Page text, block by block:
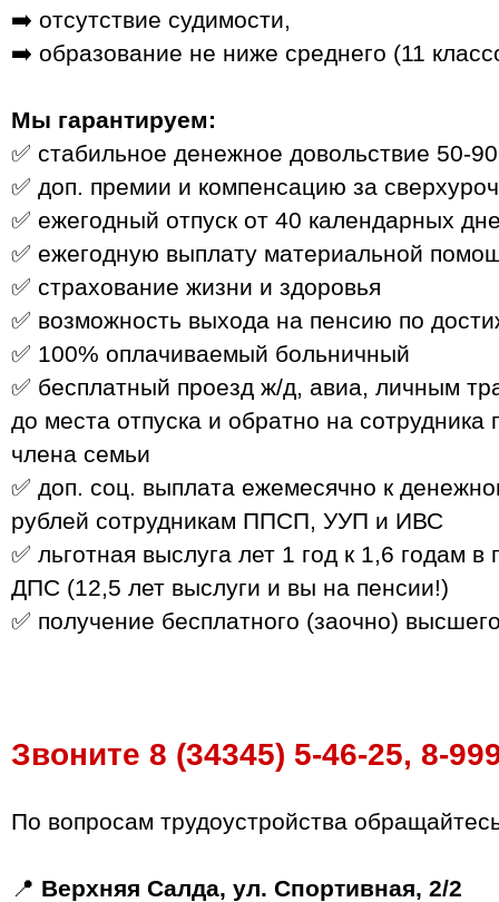
➡️ отсутствие судимости,
➡️ образование не ниже среднего (11
Мы гарантируем:
✅ стабильное денежное довольствие
✅ доп. премии и компенсацию за
✅ ежегодный отпуск от 40 календарных
✅ ежегодную выплату материальной
✅ страхование жизни и здоровья
✅ возможность выхода на пенсию по
✅ 100% оплачиваемый больничный
✅ бесплатный проезд ж/д, авиа, личным
до места отпуска и обратно на сотрудника
члена семьи
✅ доп. соц. выплата ежемесячно к
рублей сотрудникам ППСП, УУП и ИВС
✅ льготная выслуга лет 1 год к 1,6 годам
ДПС (12,5 лет выслуги и вы на пенсии!)
✅ получение бесплатного (заочно)
Звоните 8 (34345) 5‑46‑25,
По вопросам трудоустройства
📍 Верхняя Салда, ул. Спортивная, 2/2